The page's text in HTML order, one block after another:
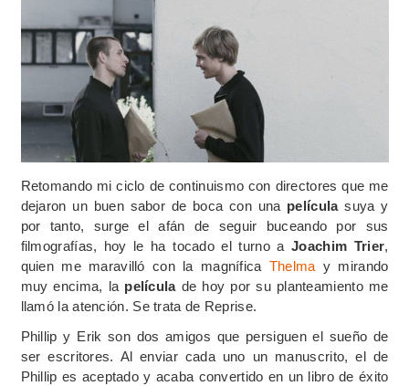
Retomando mi ciclo de continuismo con directores que me
dejaron un buen sabor de boca con una películasuya y
por tanto, surge el afán de seguir buceando por sus
filmografías, hoy le ha tocado el turno aJoachim Trier,
quien me maravilló con la magnífica Thelma y mirando
muy encima, la películade hoy por su planteamiento me
llamó la atención. Se trata de Reprise.
Phillip y Erik son dos amigos que persiguen el sueño de
ser escritores. Al enviar cada uno un manuscrito, el de
Phillip es aceptado y acaba convertido en un libro de éxito